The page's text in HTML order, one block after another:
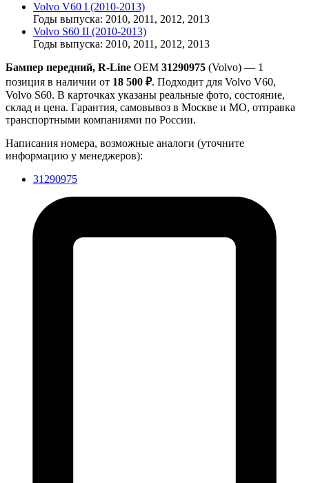
Volvo V60 I (2010-2013)
Годы выпуска: 2010, 2011, 2012, 2013
Volvo S60 II (2010-2013)
Годы выпуска: 2010, 2011, 2012, 2013
Бампер передний, R-Line OEM 31290975 (Volvo) — 1
позиция в наличии от 18 500 ₽. Подходит для Volvo V60,
Volvo S60. В карточках указаны реальные фото, состояние,
склад и цена. Гарантия, самовывоз в Москве и МО, отправка
транспортными компаниями по России.
Написания номера, возможные аналоги (уточните
информацию у менеджеров):
31290975